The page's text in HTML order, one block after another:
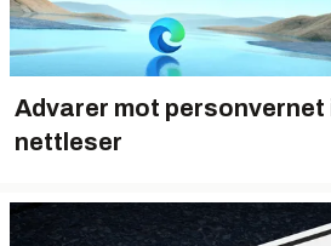
Advarer mot
nettleser